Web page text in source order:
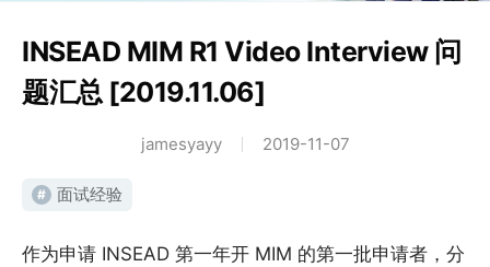
INSEAD MIM R1 Video Interview 问
题汇总 [2019.11.06]
jamesyayy 2019-11-07
# 面试经验
作为申请 INSEAD 第一年开 MIM 的第一批申请者，分